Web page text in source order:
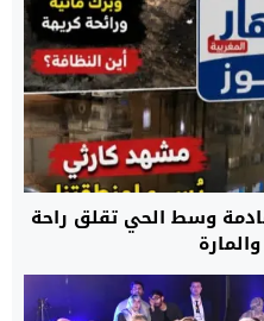
وسط الحي تقلق راحة